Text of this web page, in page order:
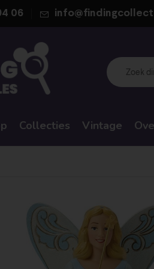
06
Collecties Vintage